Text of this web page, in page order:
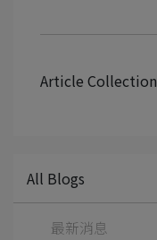
Article Collection
All Blogs
最新消息